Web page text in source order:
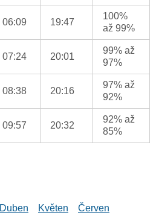
06:09 19:47
100%
až 99%
07:24 20:01
99% až
97%
08:38 20:16
97% až
92%
09:57 20:32
92% až
85%
Duben Květen
Červen